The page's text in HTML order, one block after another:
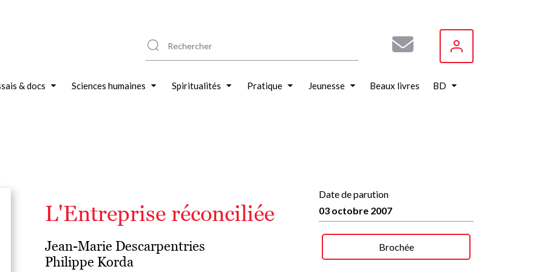
& docs Sciences humaines Spiritualités Pratique Jeunesse Beaux livres BD
L'Entreprise réconciliée
Jean-Marie Descarpentries
Philippe Korda
Date de parution
03 octobre 2007
Brochée